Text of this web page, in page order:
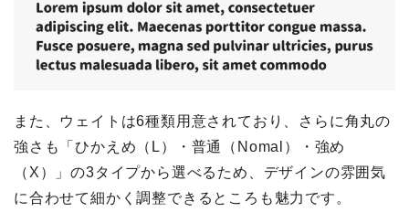
また、ウェイトは6種類用意されており、さらに角丸の
強さも「ひかえめ（L）・普通（Nomal）・強め
（X）」の3タイプから選べるため、デザインの雰囲気
に合わせて細かく調整できるところも魅力です。